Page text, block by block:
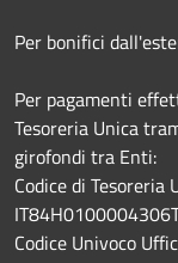
Per bonifici
Per pagamenti
Tesoreria Unica
girofondi tra Enti:
Codice di Tesoreria
Codice Univoco